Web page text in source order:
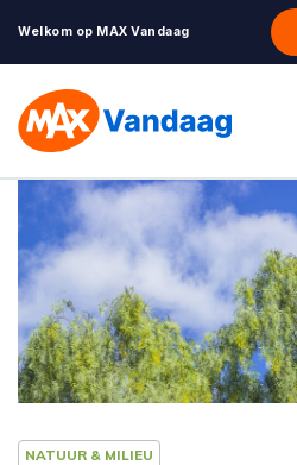
Welkom op MAX Vandaag
NATUUR & MILIEU